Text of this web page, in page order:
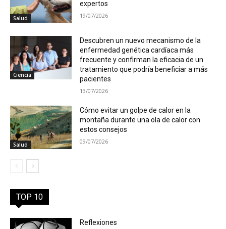
Salud
expertos
19/07/2026
Ciencia
Descubren un nuevo mecanismo de la
enfermedad genética cardíaca más
frecuente y confirman la eficacia de un
tratamiento que podría beneficiar a más
pacientes
13/07/2026
Salud
Cómo evitar un golpe de calor en la
montaña durante una ola de calor con
estos consejos
09/07/2026
TOP 10
Reflexiones